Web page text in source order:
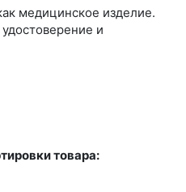
медицинское изделие.
и
товара: